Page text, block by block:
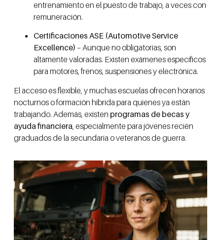
entrenamiento en el puesto de trabajo, a veces con
remuneración.
Certificaciones ASE (Automotive Service
Excellence) – Aunque no obligatorias, son
altamente valoradas. Existen exámenes específicos
para motores, frenos, suspensiones y electrónica.
El acceso es flexible, y muchas escuelas ofrecen horarios
nocturnos o formación híbrida para quienes ya están
trabajando. Además, existen programas de becas y
ayuda financiera , especialmente para jóvenes recién
graduados de la secundaria o veteranos de guerra.